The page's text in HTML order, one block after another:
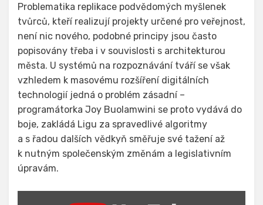
Problematika replikace podvědomých myšlenek
tvůrců, kteří realizují projekty určené pro veřejnost,
není nic nového, podobné principy jsou často
popisovány třeba i v souvislosti s architekturou
města. U systémů na rozpoznávání tváří se však
vzhledem k masovému rozšíření digitálních
technologií jedná o problém zásadní –
programátorka Joy Buolamwini se proto vydává do
boje, zakládá Ligu za spravedlivé algoritmy
a s řadou dalších vědkyň směřuje své tažení až
k nutným společenským změnám a legislativním
úpravám.